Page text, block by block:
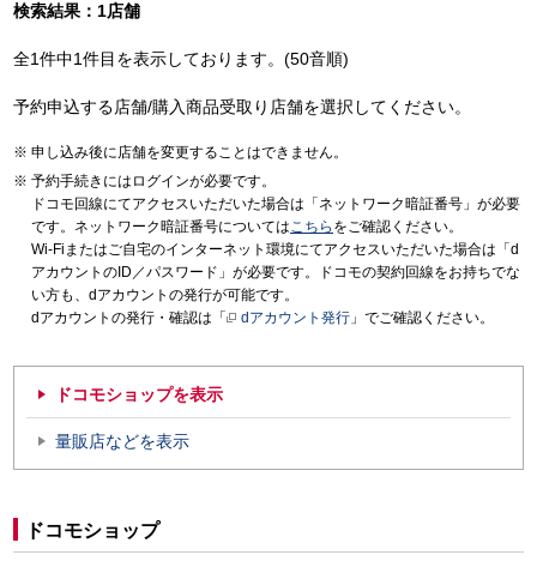
検索結果：1店舗
全1件中1件目を表示しております。(50音順)
予約申込する店舗/購入商品受取り店舗を選択してください。
申し込み後に店舗を変更することはできません。
予約手続きにはログインが必要です。
ドコモ回線にてアクセスいただいた場合は「ネットワーク暗証番号」が必要
です。ネットワーク暗証番号についてはこちら をご確認ください。
Wi-Fiまたはご自宅のインターネット環境にてアクセスいただいた場合は「d
アカウントのID／パスワード」が必要です。ドコモの契約回線をお持ちでな
い方も、dアカウントの発行が可能です。
dアカウントの発行・確認は「
dアカウント発行 」でご確認ください。
ドコモショップを表示
量販店などを表示
ドコモショップ